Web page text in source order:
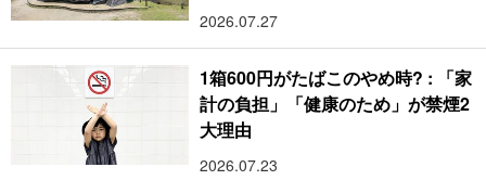
2026.07.27
1箱600円がたばこのやめ時? : 「家
計の負担」「健康のため」が禁煙2
大理由
2026.07.23